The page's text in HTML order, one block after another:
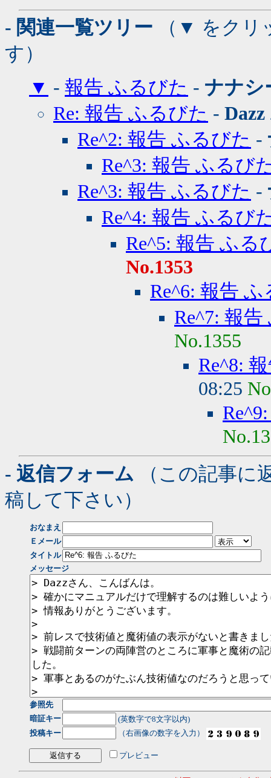
- 関連一覧ツリー （▼ をクリ
す）
▼ - 報告 ふるびた - ナナシ
Re: 報告 ふるびた - Dazz
Re^2: 報告 ふるびた -
Re^3: 報告 ふるび
Re^3: 報告 ふるびた -
Re^4: 報告 ふるび
Re^5: 報告 ふる
No.1353
Re^6: 報告
Re^7: 報
No.1355
Re^8:
08:25
- 返信フォーム （この記事に
稿して下さい）
おなまえ
Ｅメール
タイトル
メッセージ
参照先
暗証キー
(英数字で8文字以内)
投稿キー
（右画像の数字を入力）
プレビュー